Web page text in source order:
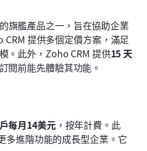
旗艦產品之一，旨在協助企業
提供多個定價方案，滿足
。此外，Zoho CRM 提供15 天
閱前能先體驗其功能。
每月14美元，按年計費。此
多進階功能的成長型企業。它